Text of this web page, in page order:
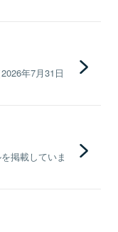
年7月31日
掲載していま